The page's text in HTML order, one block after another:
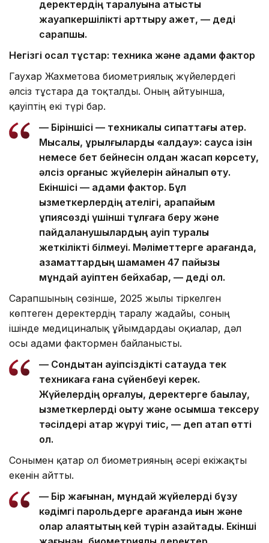
деректердің таралуына қатысты
жауапкершілікті арттыру қажет, — деді
сарапшы.
Негізгі осал тұстар: техника және адами фактор
Гаухар Жахметова биометриялық жүйелердегі
әлсіз тұстарға да тоқталды. Оның айтуынша,
қауіптің екі түрі бар.
— Біріншісі — техникалық сипаттағы қатер.
Мысалы, құрылғыларды «алдау»: саусақ ізін
немесе бет бейнесін қолдан жасап көрсету,
әлсіз қорғаныс жүйелерін айналып өту.
Екіншісі — адами фактор. Бұл
қызметкерлердің қателігі, қарапайым
құпиясөзді үшінші тұлғаға беру және
пайдаланушылардың қауіп туралы
жеткілікті білмеуі. Мәліметтерге қарағанда,
азаматтардың шамамен 47 пайызы
мұндай қауіптен бейхабар, — деді ол.
Сарапшының сөзінше, 2025 жылы тіркелген
көптеген деректердің таралу жағдайы, соның
ішінде медициналық ұйымдардағы оқиғалар, дәл
осы адами фактормен байланысты.
— Сондықтан қауіпсіздікті сақтауда тек
техникаға ғана сүйенбеуі керек.
Жүйелердің қорғалуы, деректерге бақылау,
қызметкерлерді оқыту және қосымша тексеру
тәсілдері қатар жүруі тиіс, — деп атап өтті
ол.
Сонымен қатар ол биометрияның әсері екіжақты
екенін айтты.
— Бір жағынан, мұндай жүйелерді бұзу
кәдімгі парольдерге қарағанда қиын және
олар алаяқтықтың кей түрін азайтады. Екінші